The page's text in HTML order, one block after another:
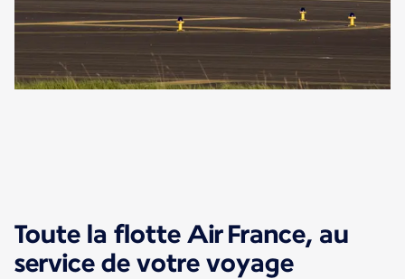
Toute la flotte Air France, au
service de votre voyage